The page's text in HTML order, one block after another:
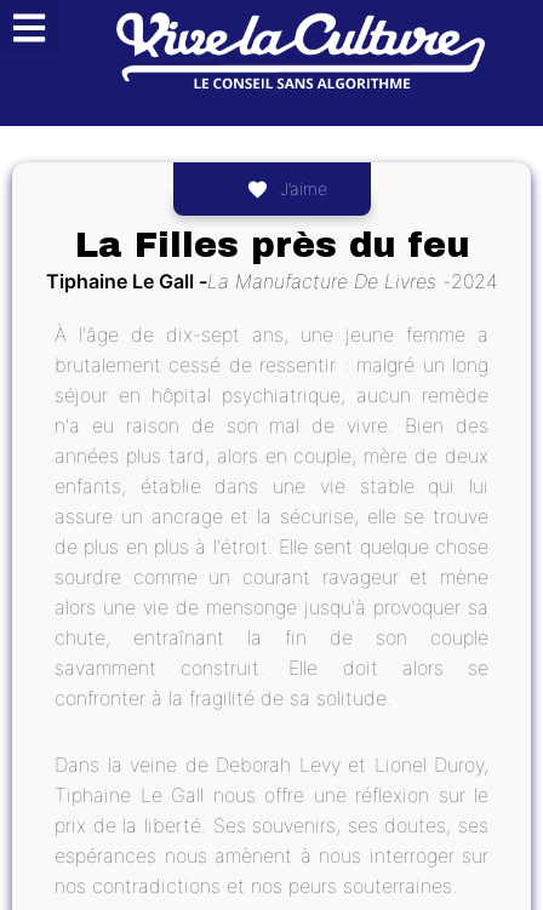
J’aime
La Filles près du feu
Tiphaine Le Gall La Manufacture De Livres 2024
À l'âge de dix-sept ans, une jeune femme a
brutalement cessé de ressentir : malgré un long
séjour en hôpital psychiatrique, aucun remède
n'a eu raison de son mal de vivre. Bien des
années plus tard, alors en couple, mère de deux
enfants, établie dans une vie stable qui lui
assure un ancrage et la sécurise, elle se trouve
de plus en plus à l'étroit. Elle sent quelque chose
sourdre comme un courant ravageur et mène
alors une vie de mensonge jusqu'à provoquer sa
chute, entraînant la fin de son couple
savamment construit. Elle doit alors se
confronter à la fragilité de sa solitude.
Dans la veine de Deborah Levy et Lionel Duroy,
Tiphaine Le Gall nous offre une réflexion sur le
prix de la liberté. Ses souvenirs, ses doutes, ses
espérances nous amènent à nous interroger sur
nos contradictions et nos peurs souterraines.